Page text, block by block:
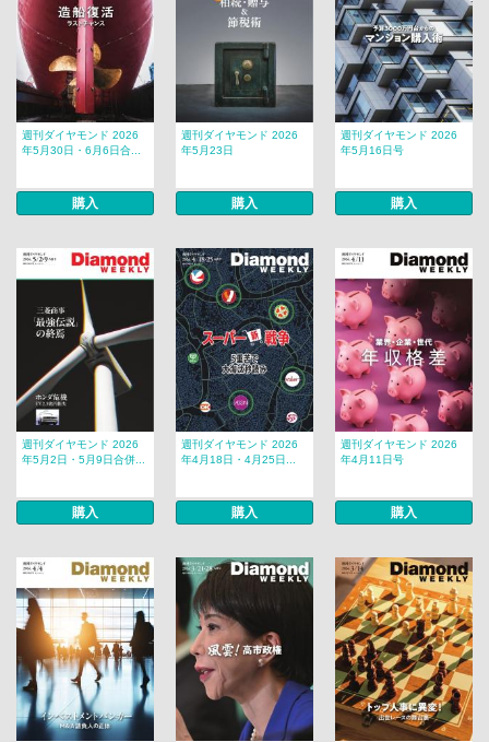
週刊ダイヤモンド 2026
年5月30日・6月6日合...
購入
週刊ダイヤモンド 2026
年5月23日
購入
週刊ダイヤモンド 2026
年5月16日号
購入
週刊ダイヤモンド 2026
年5月2日・5月9日合併...
購入
週刊ダイヤモンド 2026
年4月18日・4月25日...
購入
週刊ダイヤモンド 2026
年4月11日号
購入